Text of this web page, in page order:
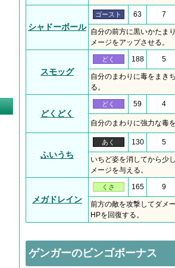
シャドーボール
ゴースト 63 7
自分の前方に黒いかたま
メージをアップさせる。
スモッグ
どく 188 5
自分のまわりに毒をまき
る。
どくどく
どく 59 4
自分のまわりに強力な毒
ふいうち
あく 130 5
いちど姿を消してから少
メージを与える。
メガドレイン
くさ 165 9
前方の敵を攻撃してダメ
HPを回復する。
ゲンガーのビンゴボーナス